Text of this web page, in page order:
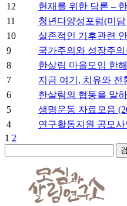
12
현재를 위한 담론 –
11
청년다양성포럼(미담
10
실존적인 기후관련
9
국가주의와 성장주
8
한살림 마을모임 한
7
지금 여기, 치유와
6
한살림의 협동을 말
5
생명운동 자료모음
4
연구활동지원 공모
1 2